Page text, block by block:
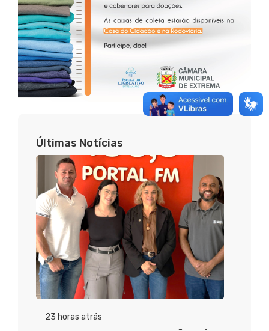
Últimas Notícias
23 horas atrás